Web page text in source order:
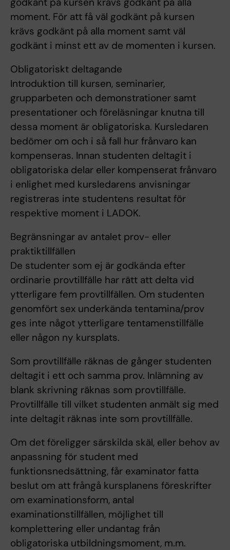
moment. För att få väl godkänt på kursen
krävs godkänt på alla moment samt väl
godkänt i minst ett av de momenten i kursen.
Obligatoriskt deltagande
Introduktion till kursen, seminarier,
grupparbeten och demonstrationer samt
presentationer och föreläsningar knutna till
dessa moment är obligatoriska. Kursledaren
bedömer om och i så fall hur frånvaro kan
kompenseras. Innan studenten deltagit i
obligatoriska delar eller kompenserat frånvaro
i enlighet med kursledarens anvisningar
registreras inte studentens resultat för
respektive moment i LADOK.
Begränsningar av antalet prov- eller
praktiktillfällen
De studenter som ej är godkända efter
ordinarie provtillfälle har rätt att delta vid
ytterligare fem provtillfällen. Om studenten
genomfört sex underkända tentamina/prov
ges inte något ytterligare tentamenstillfälle
eller någon ny kursplats.
Som provtillfälle räknas de gånger studenten
deltagit i ett och samma prov. Inlämning av
blank skrivning räknas som provtillfälle.
Provtillfälle till vilket studenten anmält sig med
inte deltagit räknas inte som provtillfälle.
Om det föreligger särskilda skäl, eller behov av
anpassning för student med
funktionsnedsättning, får examinator fatta
beslut om att frångå kursplanens föreskrifter
om examinationsform, antal
examinationstillfällen, möjlighet till
komplettering eller undantag från
obligatoriska utbildningsmoment, m.m.